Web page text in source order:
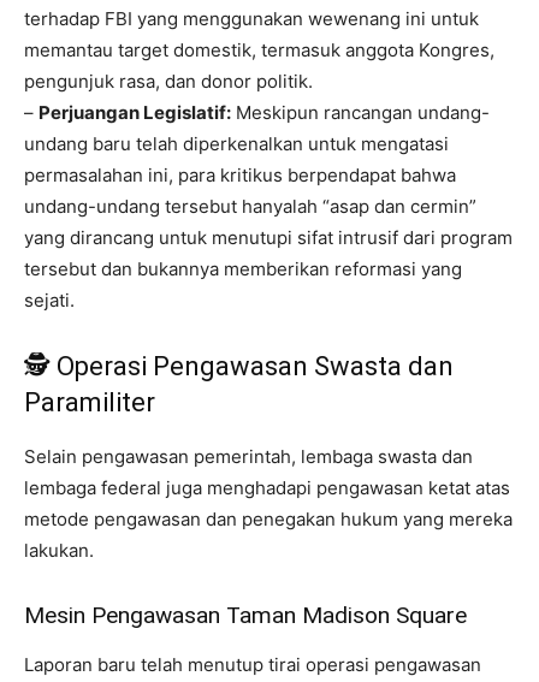
terhadap FBI yang menggunakan wewenang ini untuk
memantau target domestik, termasuk anggota Kongres,
pengunjuk rasa, dan donor politik.
– Perjuangan Legislatif: Meskipun rancangan undang-
undang baru telah diperkenalkan untuk mengatasi
permasalahan ini, para kritikus berpendapat bahwa
undang-undang tersebut hanyalah “asap dan cermin”
yang dirancang untuk menutupi sifat intrusif dari program
tersebut dan bukannya memberikan reformasi yang
sejati.
🕵️ Operasi Pengawasan Swasta dan
Paramiliter
Selain pengawasan pemerintah, lembaga swasta dan
lembaga federal juga menghadapi pengawasan ketat atas
metode pengawasan dan penegakan hukum yang mereka
lakukan.
Mesin Pengawasan Taman Madison Square
Laporan baru telah menutup tirai operasi pengawasan